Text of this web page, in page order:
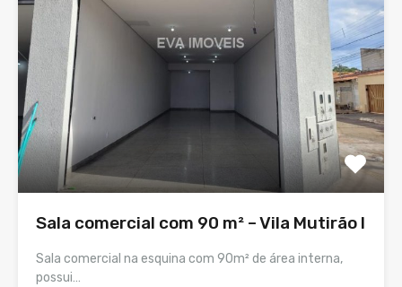
Sala comercial com 90 m² – Vila Mutirão I
Sala comercial na esquina com 90m² de área interna,
possui…